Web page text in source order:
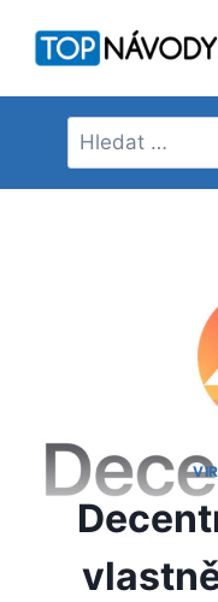
Vyhledávání